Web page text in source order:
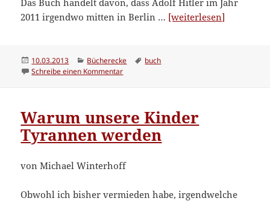
Das Buch handelt davon, dass Adolf Hitler im Jahr
2011 irgendwo mitten in Berlin … [weiterlesen]
Veröffentlicht
am
10.03.2013 Kategorien
Bücherecke Schlagwörter
buch
Schreibe einen Kommentarzu Er ist wieder da
Warum unsere Kinder
Tyrannen werden
von Michael Winterhoff
Obwohl ich bisher vermieden habe, irgendwelche